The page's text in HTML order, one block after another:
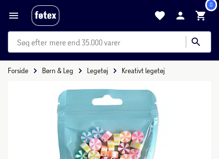
0
mere end 35.000 varer
Forside Børn & Leg Legetøj Kreativt legetøj